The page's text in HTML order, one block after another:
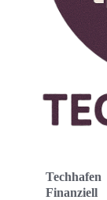
Techhafen
Finanziell